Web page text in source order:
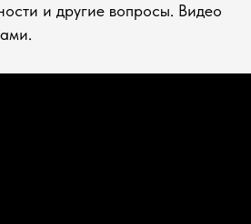
и другие вопросы. Видео